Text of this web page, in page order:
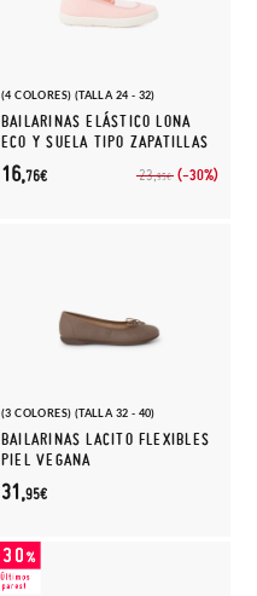
(4 COLORES) (TALLA 24 - 32)
BAILARINAS ELÁSTICO LONA
ECO Y SUELA TIPO ZAPATILLAS
23,95€ (-30%)
16,76€
(3 COLORES) (TALLA 32 - 40)
BAILARINAS LACITO FLEXIBLES
PIEL VEGANA
31,95€